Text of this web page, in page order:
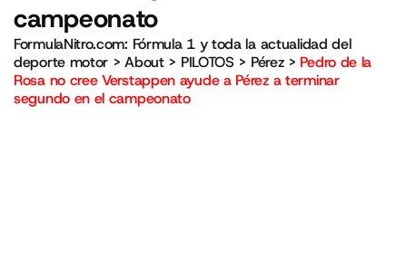
campeonato
FormulaNitro.com: Fórmula 1 y toda la actualidad del
deporte motor >About> PILOTOS > Pérez> Pedro de la
Rosa no cree Verstappen ayude a Pérez a terminar
segundo en el campeonato